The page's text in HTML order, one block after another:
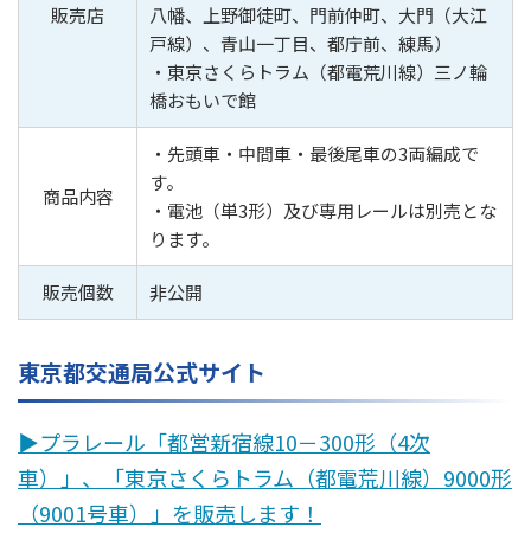
販売店
八幡、上野御徒町、門前仲町、大門（大江
戸線）、青山一丁目、都庁前、練馬）
・東京さくらトラム（都電荒川線）三ノ輪
橋おもいで館
商品内容
・先頭車・中間車・最後尾車の3両編成で
す。
・電池（単3形）及び専用レールは別売とな
ります。
販売個数 非公開
東京都交通局公式サイト
▶︎プラレール「都営新宿線10－300形（4次
車）」、「東京さくらトラム（都電荒川線）9000形
（9001号車）」を販売します！